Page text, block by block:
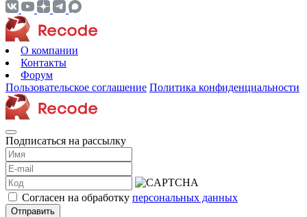
О компании
Контакты
Форум
Пользовательское соглашение Политика конфиденциальности
Подписаться на рассылку
Согласен на обработку персональных данных
Отправить